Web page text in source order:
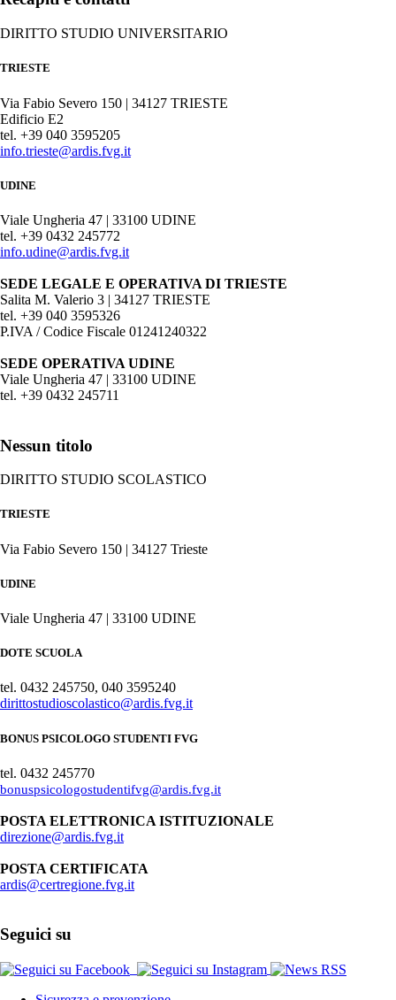
DIRITTO STUDIO UNIVERSITARIO
TRIESTE
Via Fabio Severo 150 | 34127 TRIESTE
Edificio E2
tel. +39 040 3595205
info.trieste@ardis.fvg.it
UDINE
Viale Ungheria 47 | 33100 UDINE
tel. +39 0432 245772
info.udine@ardis.fvg.it
SEDE LEGALE E OPERATIVA DI TRIESTE
Salita M. Valerio 3 | 34127 TRIESTE
tel. +39 040 3595326
P.IVA / Codice Fiscale 01241240322
SEDE OPERATIVA UDINE
Viale Ungheria 47 | 33100 UDINE
tel. +39 0432 245711
Nessun titolo
DIRITTO STUDIO SCOLASTICO
TRIESTE
Via Fabio Severo 150 | 34127 Trieste
UDINE
Viale Ungheria 47 | 33100 UDINE
DOTE SCUOLA
tel. 0432 245750, 040 3595240
dirittostudioscolastico@ardis.fvg.it
BONUS PSICOLOGO STUDENTI FVG
tel. 0432 245770
bonuspsicologostudentifvg@ardis.fvg.it
POSTA ELETTRONICA ISTITUZIONALE
direzione@ardis.fvg.it
POSTA CERTIFICATA
ardis@certregione.fvg.it
Seguici su